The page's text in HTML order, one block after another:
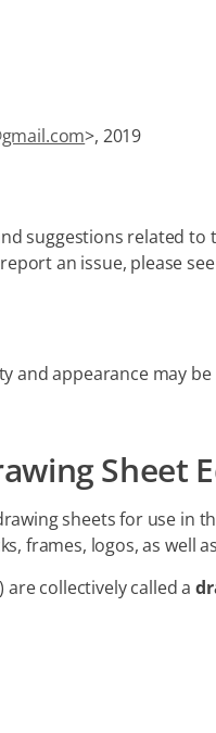
>, 2019
suggestions related
an issue, please
and appearance may
Sheet
sheets for use in
frames, logos, as well
collectively called a